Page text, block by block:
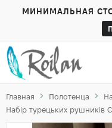
МИНИМАЛЬНАЯ
Главная Полотенца
Набір турецьких рушників